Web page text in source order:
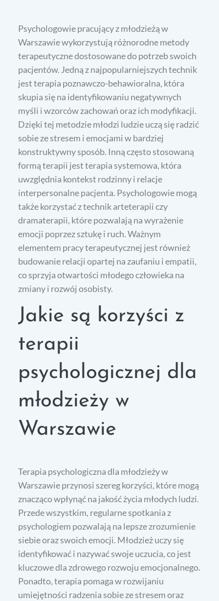
Psychologowie pracujący z młodzieżą w
Warszawie wykorzystują różnorodne metody
terapeutyczne dostosowane do potrzeb swoich
pacjentów. Jedną z najpopularniejszych technik
jest terapia poznawczo-behawioralna, która
skupia się na identyfikowaniu negatywnych
myśli i wzorców zachowań oraz ich modyfikacji.
Dzięki tej metodzie młodzi ludzie uczą się radzić
sobie ze stresem i emocjami w bardziej
konstruktywny sposób. Inną często stosowaną
formą terapii jest terapia systemowa, która
uwzględnia kontekst rodzinny i relacje
interpersonalne pacjenta. Psychologowie mogą
także korzystać z technik arteterapii czy
dramaterapii, które pozwalają na wyrażenie
emocji poprzez sztukę i ruch. Ważnym
elementem pracy terapeutycznej jest również
budowanie relacji opartej na zaufaniu i empatii,
co sprzyja otwartości młodego człowieka na
zmiany i rozwój osobisty.
Jakie są korzyści z
terapii
psychologicznej dla
młodzieży w
Warszawie
Terapia psychologiczna dla młodzieży w
Warszawie przynosi szereg korzyści, które mogą
znacząco wpłynąć na jakość życia młodych ludzi.
Przede wszystkim, regularne spotkania z
psychologiem pozwalają na lepsze zrozumienie
siebie oraz swoich emocji. Młodzież uczy się
identyfikować i nazywać swoje uczucia, co jest
kluczowe dla zdrowego rozwoju emocjonalnego.
Ponadto, terapia pomaga w rozwijaniu
umiejętności radzenia sobie ze stresem oraz